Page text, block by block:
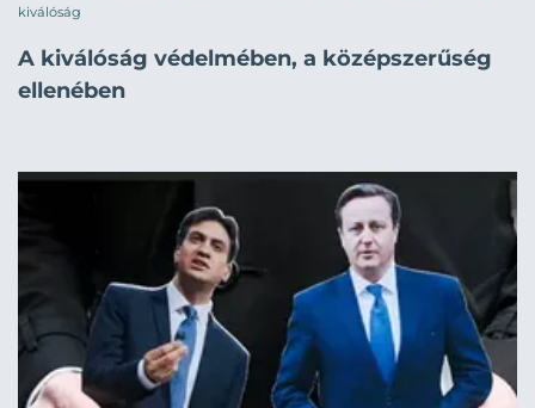
kiválóság
A kiválóság védelmében, a középszerűség
ellenében